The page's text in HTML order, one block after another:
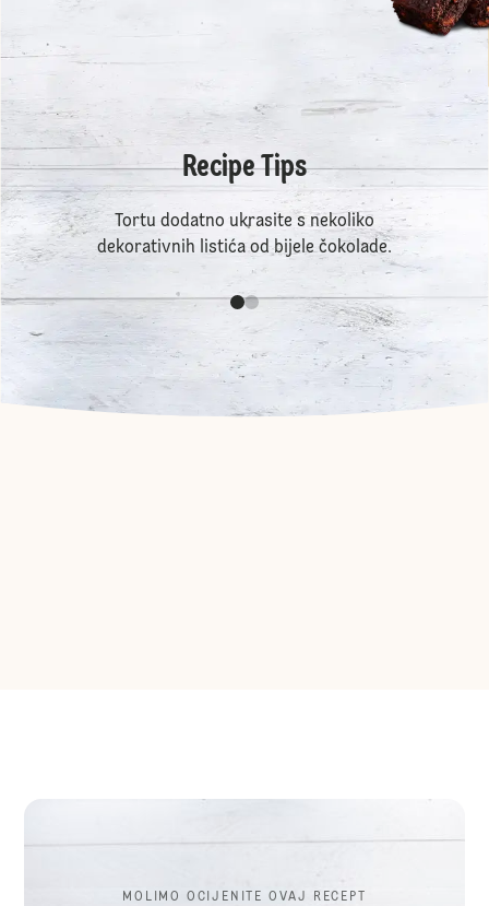
Recipe Tips
Tortu dodatno ukrasite s nekoliko
dekorativnih listića od bijele čokolade.
MOLIMO OCIJENITE OVAJ RECEPT